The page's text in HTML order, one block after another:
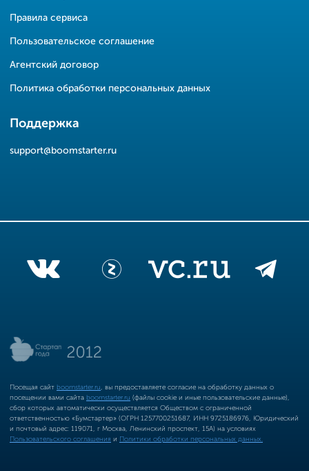
Правила сервиса
Пользовательское соглашение
Агентский договор
Политика обработки персональных данных
Поддержка
support@boomstarter.ru
Посещая сайт boomstarter.ru , вы предоставляете согласие на обработку данных о
посещении вами сайта boomstarter.ru (файлы cookie и иные пользовательские данные),
сбор которых автоматически осуществляется Обществом с ограниченной
ответственностью «Бумстартер» (ОГРН 1257700251687, ИНН 9725186976, Юридический
и почтовый адрес: 119071, г Москва, Ленинский проспект, 15А) на условиях
Пользовательского соглашения и Политики обработки персональных данных.